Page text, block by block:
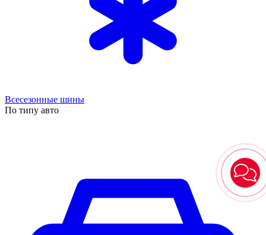
Всесезонные шины
По типу авто